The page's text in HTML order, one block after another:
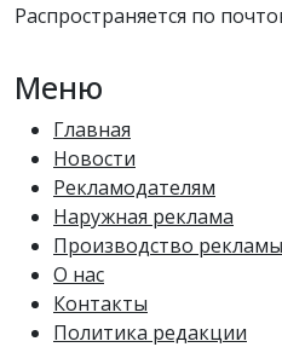
Распространяется по
Меню
Главная
Новости
Рекламодателям
Наружная реклама
Производство рекламы
О нас
Контакты
Политика редакции